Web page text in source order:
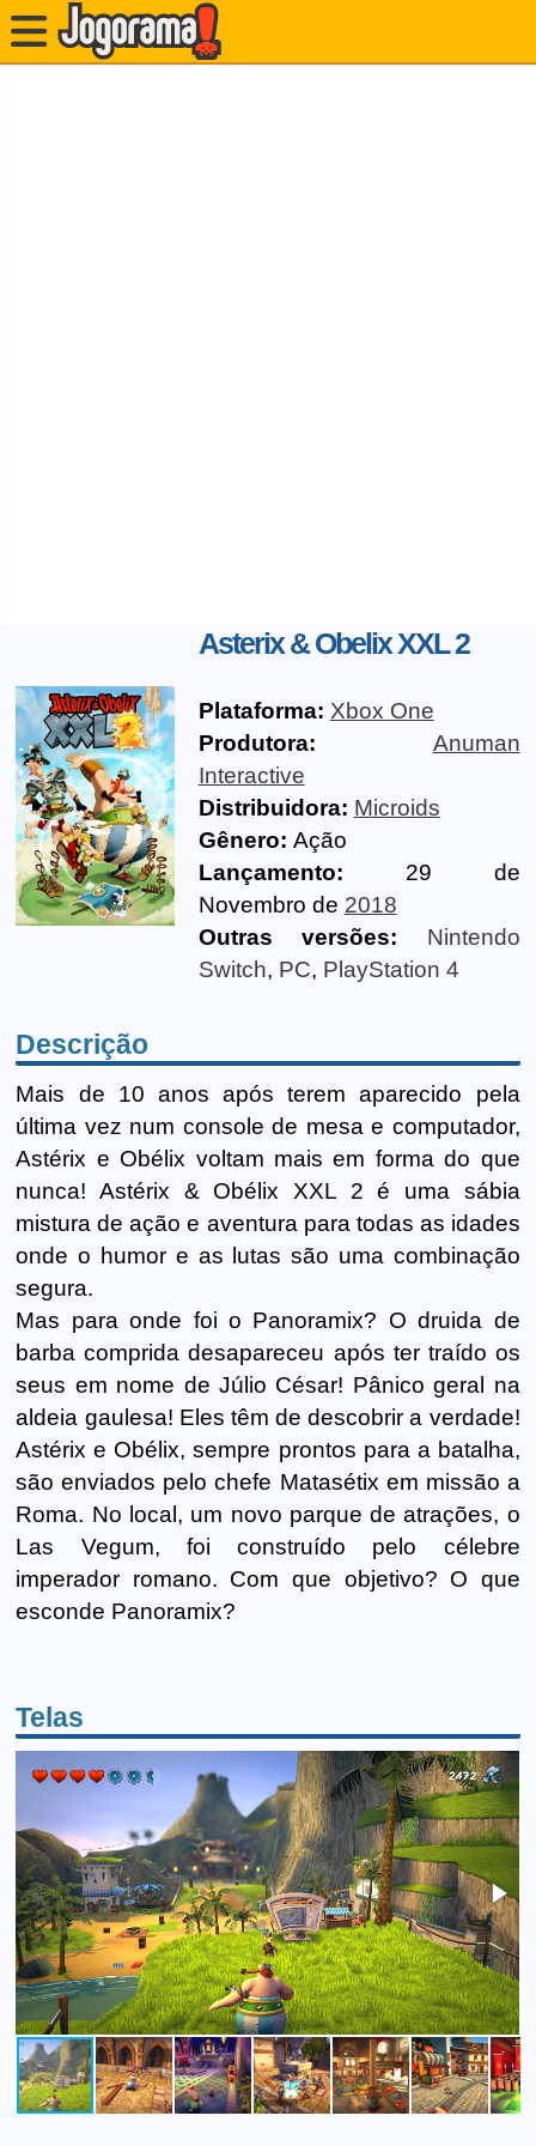
Asterix & Obelix XXL 2
Plataforma: Xbox One
Produtora:
Anuman
Interactive
Distribuidora: Microids
Gênero: Ação
Lançamento: 29 de
Novembro de 2018
Outras versões:
Nintendo
Switch, PC, PlayStation 4
Descrição
Mais de 10 anos após terem aparecido pela
última vez num console de mesa e computador,
Astérix e Obélix voltam mais em forma do que
nunca! Astérix & Obélix XXL 2 é uma sábia
mistura de ação e aventura para todas as idades
onde o humor e as lutas são uma combinação
segura.
Mas para onde foi o Panoramix? O druida de
barba comprida desapareceu após ter traído os
seus em nome de Júlio César! Pânico geral na
aldeia gaulesa! Eles têm de descobrir a verdade!
Astérix e Obélix, sempre prontos para a batalha,
são enviados pelo chefe Matasétix em missão a
Roma. No local, um novo parque de atrações, o
Las Vegum, foi construído pelo célebre
imperador romano. Com que objetivo? O que
esconde Panoramix?
Telas